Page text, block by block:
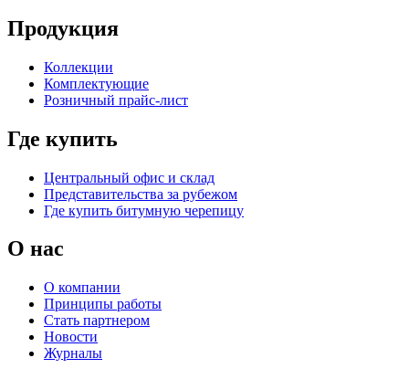
Продукция
Коллекции
Комплектующие
Розничный прайс-лист
Где купить
Центральный офис и склад
Представительства за рубежом
Где купить битумную черепицу
О нас
О компании
Принципы работы
Стать партнером
Новости
Журналы